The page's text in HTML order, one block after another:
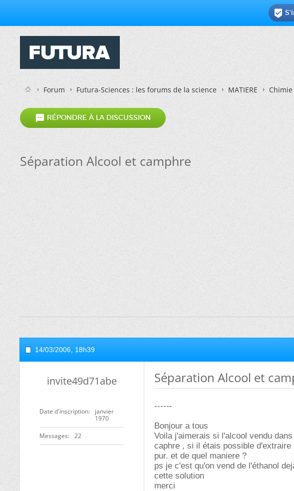

Forum Futura-Sciences : les forums de la science MATIERE Chimie
 RÉPONDRE À LA DISCUSSION
Séparation Alcool et camphre
14/03/2006, 18h39
invite49d71abe
Date d'inscription
janvier
1970
Messages 22
Séparation Alcool et
------
Bonjour a tous
Voila j'aimerais si l'alcool vendu
caphre , si il étais possible d'extraire
pur. et de quel maniere ?
ps je c'est qu'on vend de l'éthanol
cette solution
merci